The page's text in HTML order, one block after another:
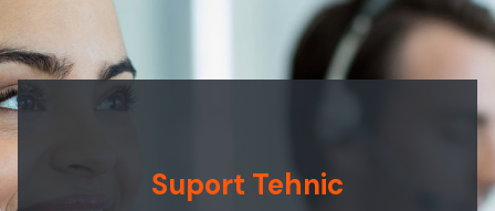
Suport Tehnic